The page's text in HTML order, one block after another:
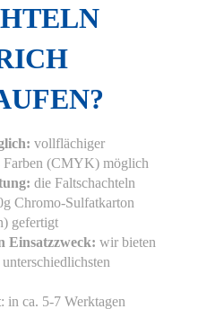
vollflächiger
Farben (CMYK) möglich
die Faltschachteln
Chromo-Sulfatkarton
gefertigt
Einsatzzweck: wir bieten
: in ca. 5-7 Werktagen